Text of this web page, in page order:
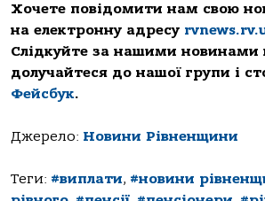
Хочете повідомити нам свою
на електронну адресу
Слідкуйте за нашими новинами
долучайтеся до нашої групи і
Фейсбук.
Джерело: Новини Рівненщини
Теги: #виплати, #новини